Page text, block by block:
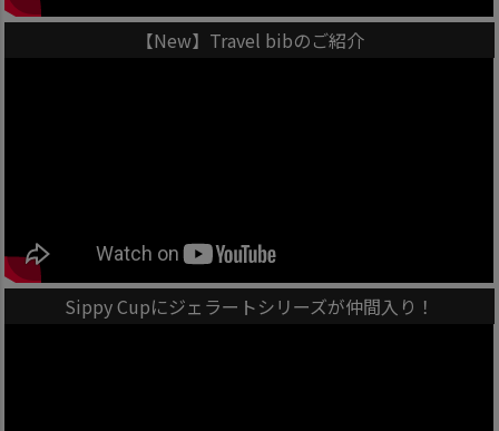
【New】Travel bibのご紹介
Sippy Cupにジェラートシリーズが仲間入り！